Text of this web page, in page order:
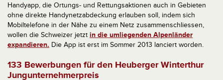
Handyapp, die Ortungs- und Rettungsaktionen auch in Gebieten
ohne direkte Handynetzabdeckung erlauben soll, indem sich
Mobiltelefone in der Nähe zu einem Netz zusammenschliessen,
wollen die Schweizer jetzt in die umliegenden Alpenländer
expandieren. Die App ist erst im Sommer 2013 lanciert worden.
133 Bewerbungen für den Heuberger Winterthur
Jungunternehmerpreis